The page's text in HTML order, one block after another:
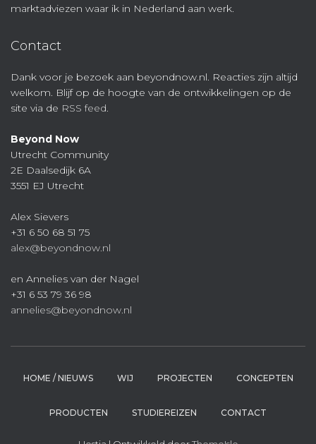
marktadviezen waar ik in Nederland aan werk.
Contact
Dank voor je bezoek aan beyondnow.nl. Reacties zijn altijd
welkom. Blijf op de hoogte van de ontwikkelingen op de
site via de RSS feed.
Beyond Now
Utrecht Community
2E Daalsedijk 6A
3551 EJ Utrecht
Alex Sievers
+31 6 50 68 51 75
alex@beyondnow.nl
en Annelies van der Nagel
+31 6 53 79 36 98
annelies@beyondnow.nl
HOME / NIEUWS WIJ PROJECTEN CONCEPTEN
PRODUCTEN STUDIEREIZEN CONTACT